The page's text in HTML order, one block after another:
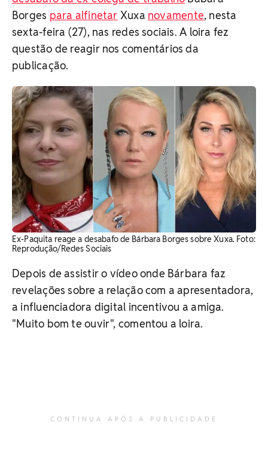
Borges para alfinetar Xuxa novamente, nesta
sexta-feira (27), nas redes sociais. A loira fez
questão de reagir nos comentários da
publicação.
Ex-Paquita reage a desabafo de Bárbara Borges sobre Xuxa. Foto:
Reprodução/Redes Sociais
Depois de assistir o vídeo onde Bárbara faz
revelações sobre a relação com a apresentadora,
a influenciadora digital incentivou a amiga.
"Muito bom te ouvir", comentou a loira.
CONTINUA APÓS A PUBLICIDADE